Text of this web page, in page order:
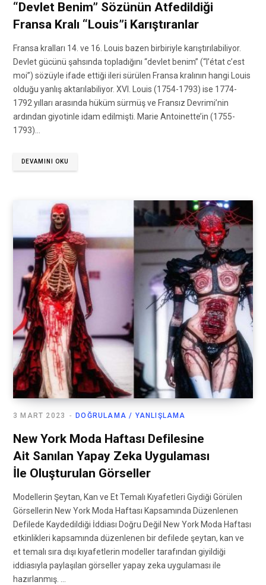
“Devlet Benim” Sözünün Atfedildiği
Fransa Kralı “Louis”i Karıştıranlar
Fransa kralları 14. ve 16. Louis bazen birbiriyle karıştırılabiliyor.
Devlet gücünü şahsında topladığını “devlet benim” (“l’état c’est
moi”) sözüyle ifade ettiği ileri sürülen Fransa kralının hangi Louis
olduğu yanlış aktarılabiliyor. XVI. Louis (1754-1793) ise 1774-
1792 yılları arasında hüküm sürmüş ve Fransız Devrimi’nin
ardından giyotinle idam edilmişti. Marie Antoinette’in (1755-
1793)…
DEVAMINI OKU
DOĞRULAMA / YANLIŞLAMA
3 MART 2023
New York Moda Haftası Defilesine
Ait Sanılan Yapay Zeka Uygulaması
İle Oluşturulan Görseller
Modellerin Şeytan, Kan ve Et Temalı Kıyafetleri Giydiği Görülen
Görsellerin New York Moda Haftası Kapsamında Düzenlenen
Defilede Kaydedildiği İddiası Doğru Değil New York Moda Haftası
etkinlikleri kapsamında düzenlenen bir defilede şeytan, kan ve
et temalı sıra dışı kıyafetlerin modeller tarafından giyildiği
iddiasıyla paylaşılan görseller yapay zeka uygulaması ile
hazırlanmış. …